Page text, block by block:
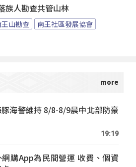
族人勘查共管山林
王山勘查
南王社區發展協會
豚海警維持 8/8-8/9晨中北部防豪
19:19
購App為民間營運 收費、個資